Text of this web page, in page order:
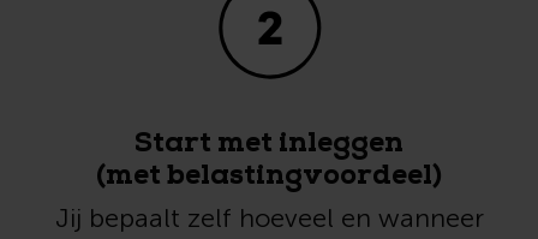
Start met inleggen
(met belastingvoordeel)
Jij bepaalt zelf hoeveel en wanneer